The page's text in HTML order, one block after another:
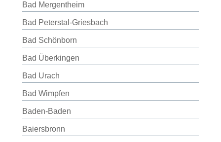
Bad Mergentheim
Bad Peterstal-Griesbach
Bad Schönborn
Bad Überkingen
Bad Urach
Bad Wimpfen
Baden-Baden
Baiersbronn